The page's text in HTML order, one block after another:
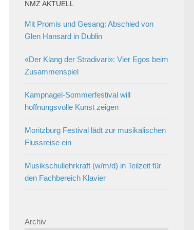
NMZ AKTUELL
Mit Promis und Gesang: Abschied von
Glen Hansard in Dublin
«Der Klang der Stradivari»: Vier Egos beim
Zusammenspiel
Kampnagel-Sommerfestival will
hoffnungsvolle Kunst zeigen
Moritzburg Festival lädt zur musikalischen
Flussreise ein
Musikschullehrkraft (w/m/d) in Teilzeit für
den Fachbereich Klavier
Archiv